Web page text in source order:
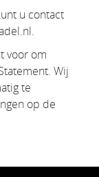
u contact
voor om
Wij
te
op de